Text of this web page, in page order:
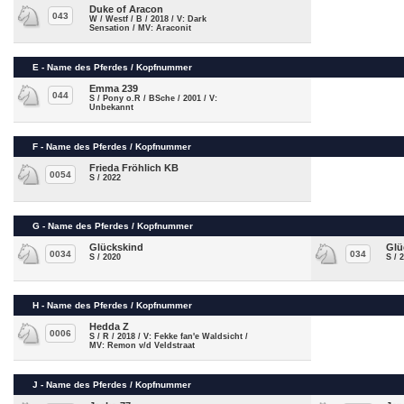
043
Duke of Aracon
W / Westf / B / 2018 / V: Dark
Sensation / MV: Araconit
E - Name des Pferdes / Kopfnummer
044
Emma 239
S / Pony o.R / BSche / 2001 / V:
Unbekannt
F - Name des Pferdes / Kopfnummer
0054
Frieda Fröhlich KB
S / 2022
G - Name des Pferdes / Kopfnummer
0034
Glückskind
S / 2020 034 S /
H - Name des Pferdes / Kopfnummer
0006
Hedda Z
S / R / 2018 / V: Fekke fan'e Waldsicht /
MV: Remon v/d Veldstraat
J - Name des Pferdes / Kopfnummer